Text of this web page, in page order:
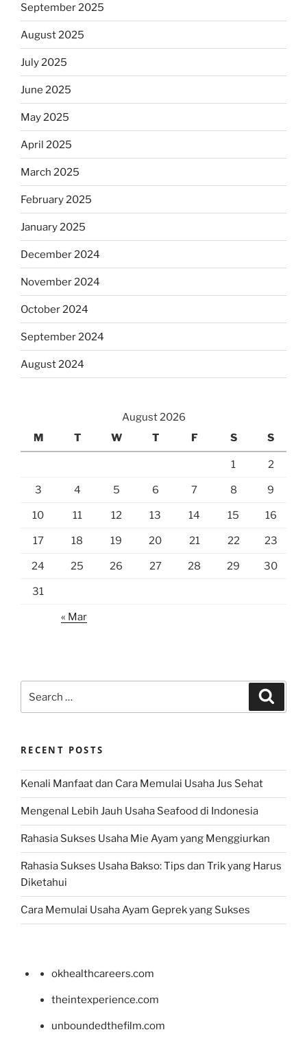
September 2025
August 2025
July 2025
June 2025
May 2025
April 2025
March 2025
February 2025
January 2025
December 2024
November 2024
October 2024
September 2024
August 2024
August 2026
M
T W T F S S
1 2
3 4 5 6 7 8 9
10 11 12 13 14 15 16
17 18 19 20 21 22 23
24 25 26 27 28 29 30
31
« Mar
for:
RECENT POSTS
Kenali Manfaat dan Cara Memulai Usaha Jus Sehat
Mengenal Lebih Jauh Usaha Seafood di Indonesia
Rahasia Sukses Usaha Mie Ayam yang Menggiurkan
Rahasia Sukses Usaha Bakso: Tips dan Trik yang Harus
Diketahui
Cara Memulai Usaha Ayam Geprek yang Sukses
okhealthcareers.com
theintexperience.com
unboundedthefilm.com